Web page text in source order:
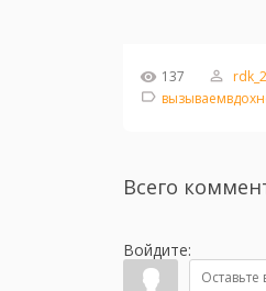
137
Всего
Войдите: